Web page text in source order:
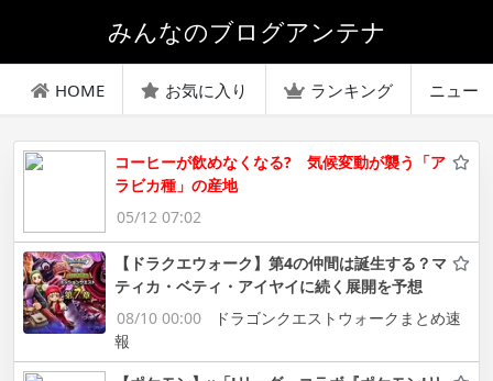
みんなのブログアンテナ
HOME お気に入り ランキング ニュー
コーヒーが飲めなくなる? 気候変動が襲う「ア
ラビカ種」の産地
05/12 07:02
【ドラクエウォーク】第4の仲間は誕生する？マ
ティカ・ベティ・アイヤイに続く展開を予想
08/10 00:00
ドラゴンクエストウォークまとめ速
報